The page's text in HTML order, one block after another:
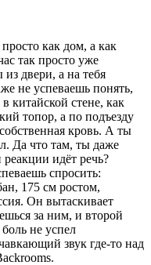
как дом, а как
так просто уже
двери, а на тебя
не успеваешь понять,
китайской стене, как
топор, а по подъезду
кровь. А ты
Да что там, ты даже
идёт речь?
спросить:
175 см ростом,
Он вытаскивает
за ним, и второй
не успел
звук где-то над